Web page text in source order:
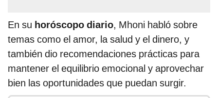
En su horóscopo diario, Mhoni habló sobre
temas como el amor, la salud y el dinero, y
también dio recomendaciones prácticas para
mantener el equilibrio emocional y aprovechar
bien las oportunidades que puedan surgir.